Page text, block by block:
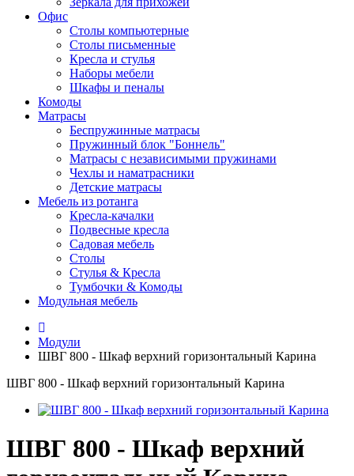
Офис
Столы компьютерные
Столы письменные
Кресла и стулья
Наборы мебели
Шкафы и пеналы
Комоды
Матрасы
Беспружинные матрасы
Пружинный блок "Боннель"
Матрасы с независимыми пружинами
Чехлы и наматрасники
Детские матрасы
Мебель из ротанга
Кресла-качалки
Подвесные кресла
Садовая мебель
Столы
Стулья & Кресла
Тумбочки & Комоды
Модульная мебель
Модули
ШВГ 800 - Шкаф верхний горизонтальный Карина
ШВГ 800 - Шкаф верхний горизонтальный Карина
ШВГ 800 - Шкаф верхний